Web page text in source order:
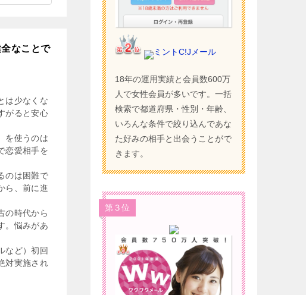
なことで
は少なくな
がると安心
を使うのは
恋愛相手を
のは困難で
ら、前に進
の時代から
。悩みがあ
など）初回
対実施され
ミントC!Jメール
18年の運用実績と会員数600万
人で女性会員が多いです。一括
検索で都道府県・性別・年齢、
いろんな条件で絞り込んであな
た好みの相手と出会うことがで
きます。
第３位